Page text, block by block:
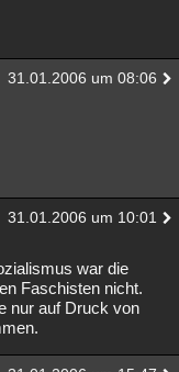
31.01.2006 um 08:06
31.01.2006 um 10:01
war die
Faschisten nicht.
nur auf Druck von